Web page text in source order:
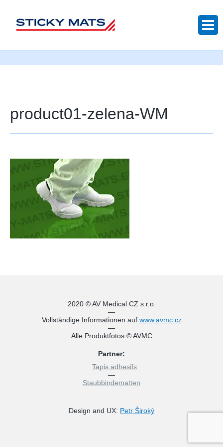
product01-zelena-WM
2020 © AV Medical CZ s.r.o.
—
Vollständige Informationen auf www.avmc.cz
—
Alle Produktfotos © AVMC
Partner:
Tapis adhesifs
—
Staubbindematten
Design and UX: Petr Široký